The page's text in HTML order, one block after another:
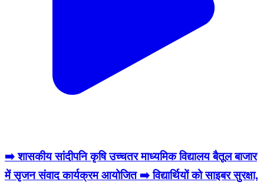
➡️ शासकीय सांदीपनि कृषि उच्चतर माध्यमिक विद्यालय बैतूल बाजार
में सृजन संवाद कार्यक्रम आयोजित ➡️ विद्यार्थियों को साइबर सुरक्षा,